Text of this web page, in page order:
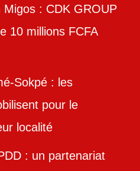
: CDK GROUP
10 millions FCFA
Sokpé : les
pour le
localité
: un partenariat